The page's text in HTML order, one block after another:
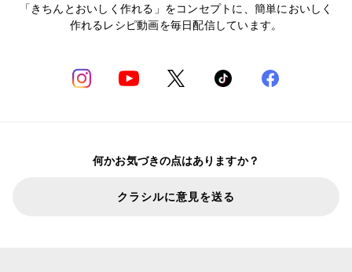
「きちんとおいしく作れる」をコンセプトに、簡単においしく
作れるレシピ動画を毎日配信しています。
何かお気づきの点はありますか？
クラシルに意見を送る